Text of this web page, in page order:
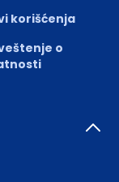
korišćenja
o